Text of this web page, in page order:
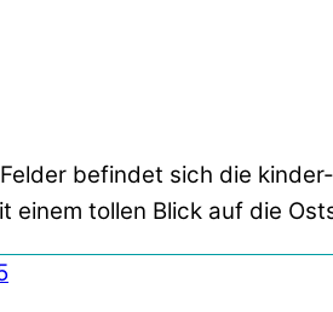
befindet sich die
einem tollen Blick auf die